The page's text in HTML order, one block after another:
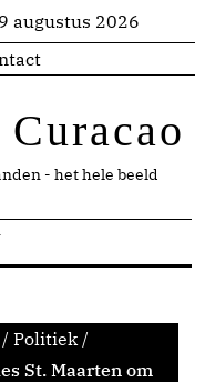
augustus 2026
- het hele beeld
/ Politiek /
St. Maarten om